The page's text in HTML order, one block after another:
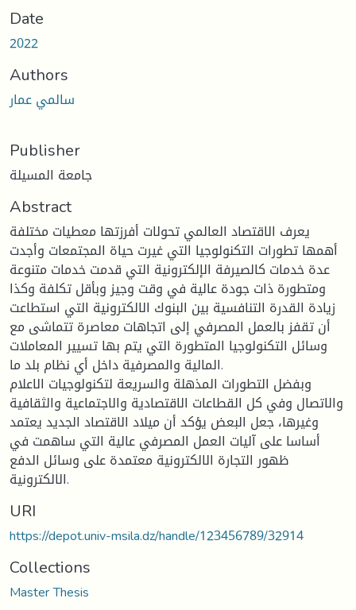
Date
2022
Authors
سالمي عمار
Publisher
جامعة المسيلة
Abstract
يعرف الاقتصاد العالمي تحولات أفرزتها معطيات مختلفة
أهمها تطورات التكنولوجيا التي غيرت حياة المجتمعات وأجدت
عدة خدمات كالصيرفة الإلكترونية التي قدمت خدمات متنوعة
ومتطورة ذات جودة عالية في وقت وجيز وبأقل تكلفة وكذا
زيادة القدرة التنافسية بين البنوك الالكترونية التي استطاعت
أن تقفز بالعمل المصرفي إلى اتجاهات معاصرة تتماشى مع
وسائل التكنولوجيا المتطورة التي يتم بها تسيير المعاملات
المالية والمصرفية داخل أي نظام بلد ما.
وبفضل التطورات المذهلة والسريعة لتكنولوجيات الاعلام
والاتصال وفي كل القطاعات الاقتصادية والاجتماعية والثقافية
وغيرها، جعل البعض يؤكد أن ميلاد الاقتصاد الجديد يعتمد
أساسا على آليات العمل المصرفي عالية التي ساهمت في
ظهور التجارة الالكترونية معتمدة على وسائل الدفع
الالكترونية.
URI
https://depot.univ-msila.dz/handle/123456789/32914
Collections
Master Thesis